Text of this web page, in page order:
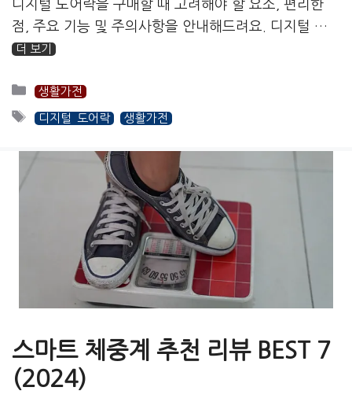
디지털 도어락을 구매할 때 고려해야 할 요소, 편리한
점, 주요 기능 및 주의사항을 안내해드려요. 디지털 …
더 보기
카
테
리
생활가전
태디지털 도어락 생활가전
스마트 체중계 추천 리뷰 BEST 7
(2024)